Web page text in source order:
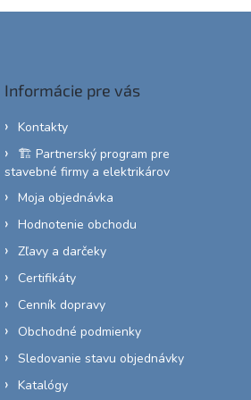
Informácie pre vás
Kontakty
🏗️ Partnerský program pre
stavebné firmy a elektrikárov
Moja objednávka
Hodnotenie obchodu
Zľavy a darčeky
Certifikáty
Cenník dopravy
Obchodné podmienky
Sledovanie stavu objednávky
Katalógy